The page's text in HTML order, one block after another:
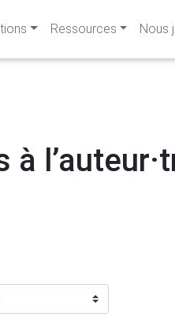
Ressources Nous